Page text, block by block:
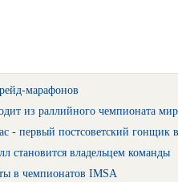
марафонов
из раллийного чемпионата
- первый постсоветский гонщик
становится владельцем команды
в чемпионатов IMSA